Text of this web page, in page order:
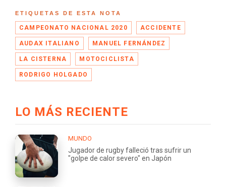
ETIQUETAS DE ESTA NOTA
CAMPEONATO NACIONAL 2020 ACCIDENTE
AUDAX ITALIANO MANUEL FERNÁNDEZ
LA CISTERNA MOTOCICLISTA
RODRIGO HOLGADO
LO MÁS RECIENTE
MUNDO
Jugador de rugby falleció tras sufrir un
"golpe de calor severo" en Japón